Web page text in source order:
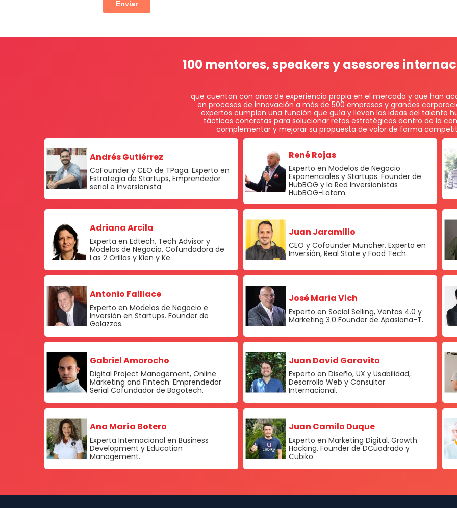
100 mentores, speakers y asesores
que cuentan con años de experiencia propia en el mercado y que han
en procesos de innovación a más de 500 empresas y grandes
expertos cumplen una función que guía y llevan las ideas del talento
tácticas concretas para solucionar retos estratégicos dentro de la
complementar y mejorar su propuesta de valor de forma
Andrés Gutiérrez
CoFounder y CEO de TPaga. Experto en
Estrategia de Startups, Emprendedor
serial e inversionista.
René Rojas
Experto en Modelos de Negocio
Exponenciales y Startups. Founder de
HubBOG y la Red Inversionistas
HubBOG-Latam.
Adriana Arcila
Experta en Edtech, Tech Advisor y
Modelos de Negocio. Cofundadora de
Las 2 Orillas y Kien y Ke.
Juan Jaramillo
CEO y Cofounder Muncher. Experto en
Inversión, Real State y Food Tech.
Antonio Faillace
Experto en Modelos de Negocio e
Inversión en Startups. Founder de
Golazzos.
José Maria Vich
Experto en Social Selling, Ventas 4.0 y
Marketing 3.0 Founder de Apasiona-T.
Gabriel Amorocho
Digital Project Management, Online
Marketing and Fintech. Emprendedor
Serial Cofundador de Bogotech.
Juan David Garavito
Experto en Diseño, UX y Usabilidad,
Desarrollo Web y Consultor
Internacional.
Ana María Botero
Experta Internacional en Business
Development y Education
Management.
Juan Camilo Duque
Experto en Marketing Digital, Growth
Hacking. Founder de DCuadrado y
Cubiko.